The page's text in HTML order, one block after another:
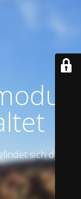
sich derzeit